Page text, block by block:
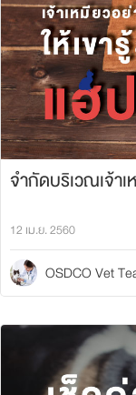
จำกัดบริเวณเจ้าเ
12 เม.ย. 2560
OSDCO Vet